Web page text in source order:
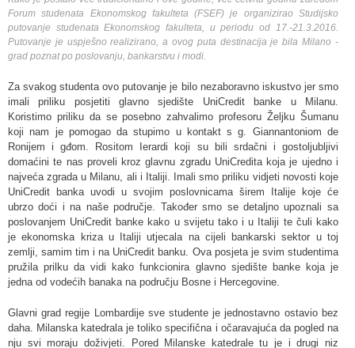
Forum studenata Ekonomskog fakulteta (FSEF) je organizirao Studijsko
putovanje studenata Ekonomskog fakulteta, u periodu od 17.-21.3.2016.
Putovanje je uspješno realizirano, a ovog puta destinacija je bila Milano -
grad poznat po poslovanju, bankarstvu i modi.
Za svakog studenta ovo putovanje je bilo nezaboravno iskustvo jer smo
imali priliku posjetiti glavno sjedište UniCredit banke u Milanu.
Koristimo priliku da se posebno zahvalimo profesoru Željku Šumanu
koji nam je pomogao da stupimo u kontakt s g. Giannantoniom de
Ronijem i gđom. Rositom Ierardi koji su bili srdačni i gostoljubljivi
domaćini te nas proveli kroz glavnu zgradu UniCredita koja je ujedno i
najveća zgrada u Milanu, ali i Italiji. Imali smo priliku vidjeti novosti koje
UniCredit banka uvodi u svojim poslovnicama širem Italije koje će
ubrzo doći i na naše područje. Također smo se detaljno upoznali sa
poslovanjem UniCredit banke kako u svijetu tako i u Italiji te čuli kako
je ekonomska kriza u Italiji utjecala na cijeli bankarski sektor u toj
zemlji, samim tim i na UniCredit banku. Ova posjeta je svim studentima
pružila prilku da vidi kako funkcionira glavno sjedište banke koja je
jedna od vodećih banaka na području Bosne i Hercegovine.
Glavni grad regije Lombardije sve studente je jednostavno ostavio bez
daha. Milanska katedrala je toliko specifična i očaravajuća da pogled na
nju svi moraju doživjeti. Pored Milanske katedrale tu je i drugi niz